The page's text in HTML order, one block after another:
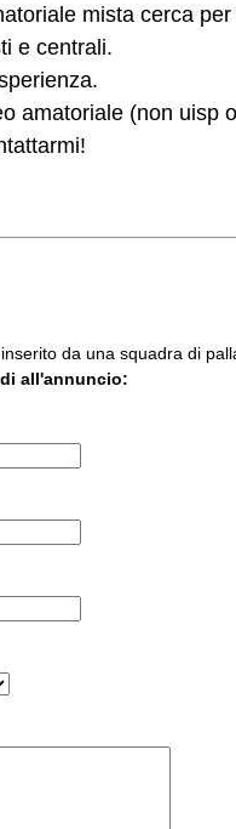
mista cerca
e centrali.
amatoriale (non uisp
da una squadra di
all'annuncio: